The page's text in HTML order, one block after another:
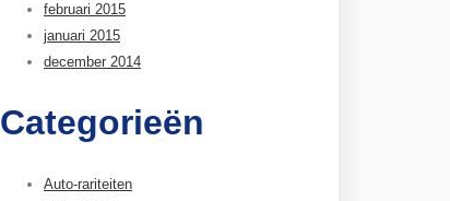
februari 2015
januari 2015
december 2014
Categorieën
Auto-rariteiten